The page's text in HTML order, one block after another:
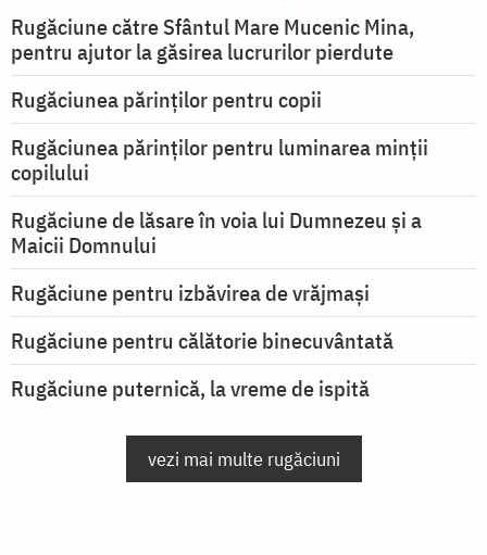
Rugăciune către Sfântul Mare Mucenic Mina,
pentru ajutor la găsirea lucrurilor pierdute
Rugăciunea părinților pentru copii
Rugăciunea părinților pentru luminarea minţii
copilului
Rugăciune de lăsare în voia lui Dumnezeu şi a
Maicii Domnului
Rugăciune pentru izbăvirea de vrăjmași
Rugăciune pentru călătorie binecuvântată
Rugăciune puternică, la vreme de ispită
vezi mai multe rugăciuni